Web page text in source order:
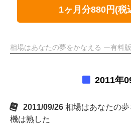
1ヶ月分880円(税
相場はあなたの夢をかなえる ー有料
2011年
2011/09/26 相場はあなたの
機は熟した